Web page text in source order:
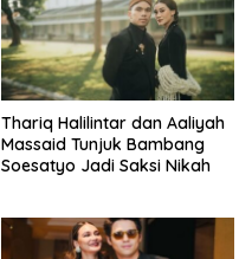
Thariq Halilintar dan Aaliyah
Massaid Tunjuk Bambang
Soesatyo Jadi Saksi Nikah